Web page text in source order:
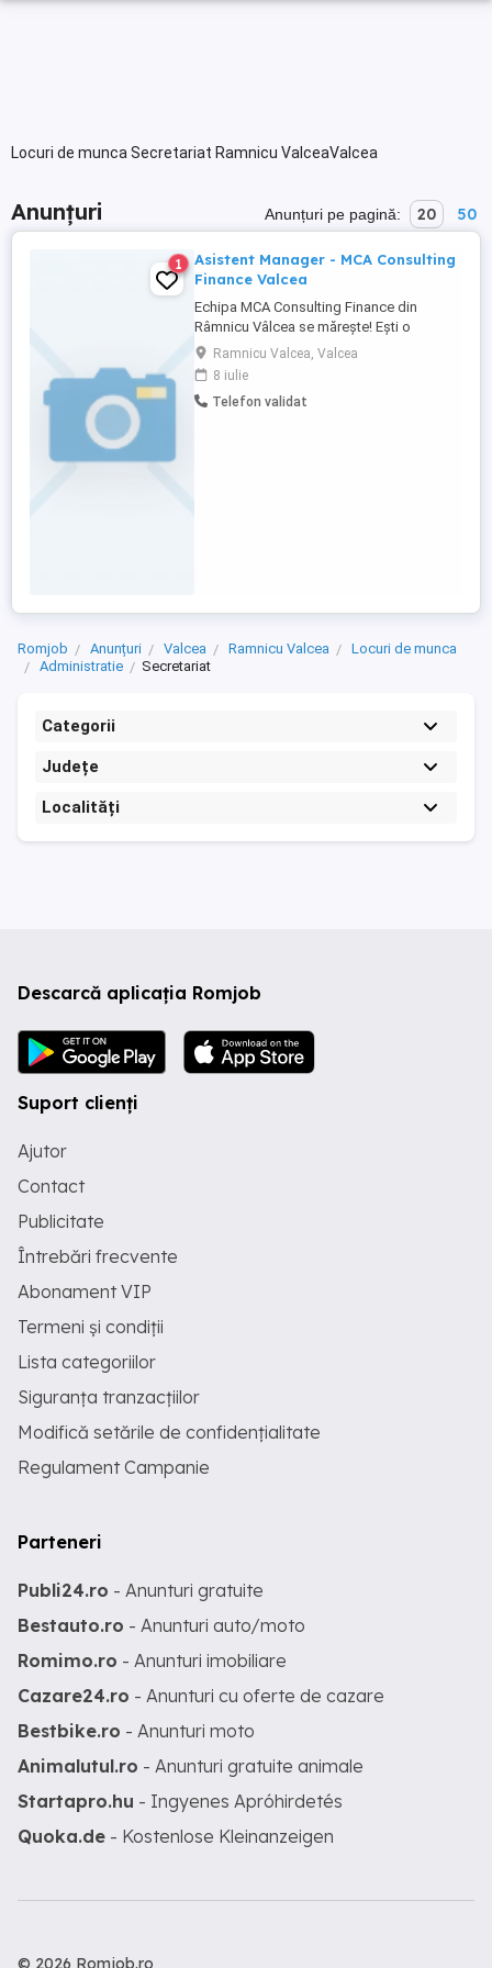
Locuri de munca Secretariat Ramnicu ValceaValcea
Anunțuri Anunțuri pe pagină: 20 50
1
Asistent Manager - MCA Consulting
Finance Valcea
Echipa MCA Consulting Finance din
Râmnicu Vâlcea se mărește! Ești o
persoană organizată care ține totul sub
control sau un spirit competitiv care știe
să convingă pe oricine? Dacă răspunsul
este da , s-ar putea să fii colega pe care o
Ramnicu Valcea, Valcea
8 iulie
Telefon validat
Romjob Anunțuri Valcea Ramnicu Valcea
Locuri de munca
Administratie
Secretariat
Categorii
Județe
Localități
Descarcă aplicația Romjob
Suport clienți
Ajutor
Contact
Publicitate
Întrebări frecvente
Abonament VIP
Termeni și condiții
Lista categoriilor
Siguranța tranzacțiilor
Modifică setările de confidențialitate
Regulament Campanie
Parteneri
Publi24.ro - Anunturi gratuite
Bestauto.ro - Anunturi auto/moto
Romimo.ro - Anunturi imobiliare
Cazare24.ro - Anunturi cu oferte de cazare
Bestbike.ro - Anunturi moto
Animalutul.ro - Anunturi gratuite animale
Startapro.hu - Ingyenes Apróhirdetés
Quoka.de - Kostenlose Kleinanzeigen
© 2026 Romjob.ro